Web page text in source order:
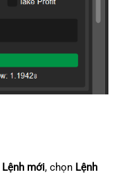
Lệnh mới, chọn Lệnh